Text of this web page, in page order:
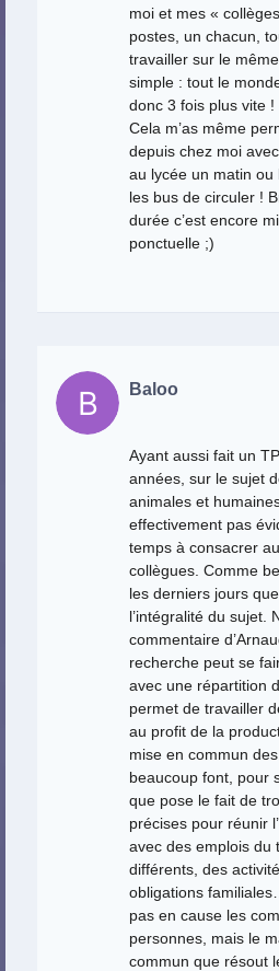
moi et mes «
postes, un chacun,
travailler sur le
simple : tout le
donc 3 fois plus vite !
Cela m’as même
depuis chez moi
au lycée un matin
les bus de circuler !
durée c’est encore
ponctuelle ;)
Baloo
Ayant aussi fait un
années, sur le sujet
animales et
effectivement pas
temps à consacrer
collègues. Comme
les derniers jours
l’intégralité du sujet.
commentaire
recherche peut se
avec une répartition
permet de travailler
au profit de la
mise en commun
beaucoup font, pour
que pose le fait de
précises pour réunir
avec des emplois du
différents, des
obligations
pas en cause les
personnes, mais le
commun que résout